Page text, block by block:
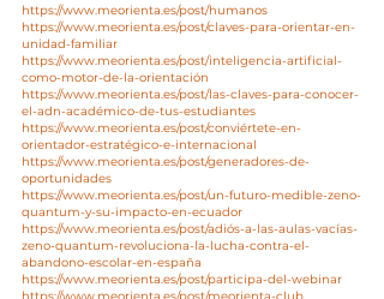
https://www.meorienta.es/post/humanos
https://www.meorienta.es/post/claves-para-orientar-en-
unidad-familiar
https://www.meorienta.es/post/inteligencia-artificial-
como-motor-de-la-orientación
https://www.meorienta.es/post/las-claves-para-conocer-
el-adn-académico-de-tus-estudiantes
https://www.meorienta.es/post/conviértete-en-
orientador-estratégico-e-internacional
https://www.meorienta.es/post/generadores-de-
oportunidades
https://www.meorienta.es/post/un-futuro-medible-zeno-
quantum-y-su-impacto-en-ecuador
https://www.meorienta.es/post/adiós-a-las-aulas-vacías-
zeno-quantum-revoluciona-la-lucha-contra-el-
abandono-escolar-en-españa
https://www.meorienta.es/post/participa-del-webinar
https://www.meorienta.es/post/meorienta-club